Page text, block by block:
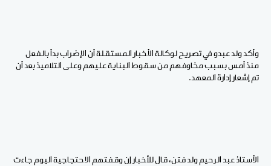
وأكد ولد عبدو في تصريح لوكالة الأخبار المستقلة أن الإضراب بدأ بالفعل
منذ أمس بسبب مخاوفهم من سقوط البناية عليهم وعلى التلاميذ بعد أن
تم إشعار إدارة المعهد.
الأستاذ عبد الرحيم ولد فتن، قال للأخبار إن وقفتهم الاحتجاجية اليوم جاءت